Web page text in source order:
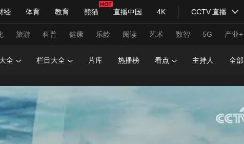
经 体育 教育 熊猫 直播中国 4K CCTV.直播
习式妙语 热解读 天天学习
主持人 下载央视影音
旅游 科普 健康 乐龄 阅读 艺术 数智 5G 产业+
科技
习 习式妙语
全 栏目大全 片库 热播榜 看点 主持人 全部